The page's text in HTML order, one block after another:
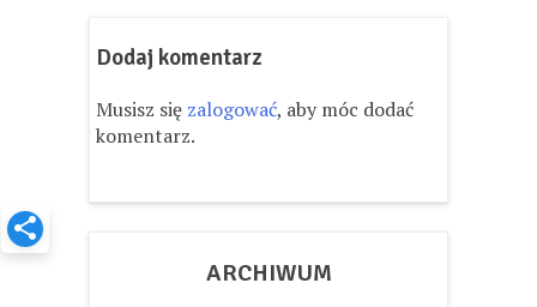
Dodaj komentarz
Musisz się zalogować, aby móc dodać
komentarz.
ARCHIWUM